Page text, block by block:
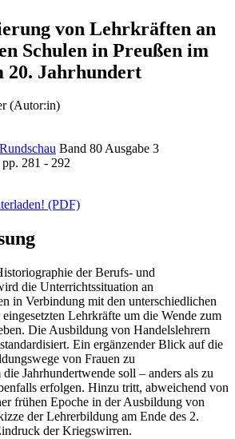
von Lehrkräften an
Schulen in Preußen im
20. Jahrhundert
(Autor:in)
Band 80Ausgabe 3
pp. 281 - 292
(PDF)
der Berufs- und
die Unterrichtssituation an
in Verbindung mit den unterschiedlichen
Lehrkräfte um die Wende zum
Die Ausbildung von Handelslehrern
Ein ergänzender Blick auf die
von Frauen zu
Jahrhundertwende soll – anders als zu
erfolgen. Hinzu tritt, abweichend von
frühen Epoche in der Ausbildung von
der Lehrerbildung am Ende des 2.
der Kriegswirren.